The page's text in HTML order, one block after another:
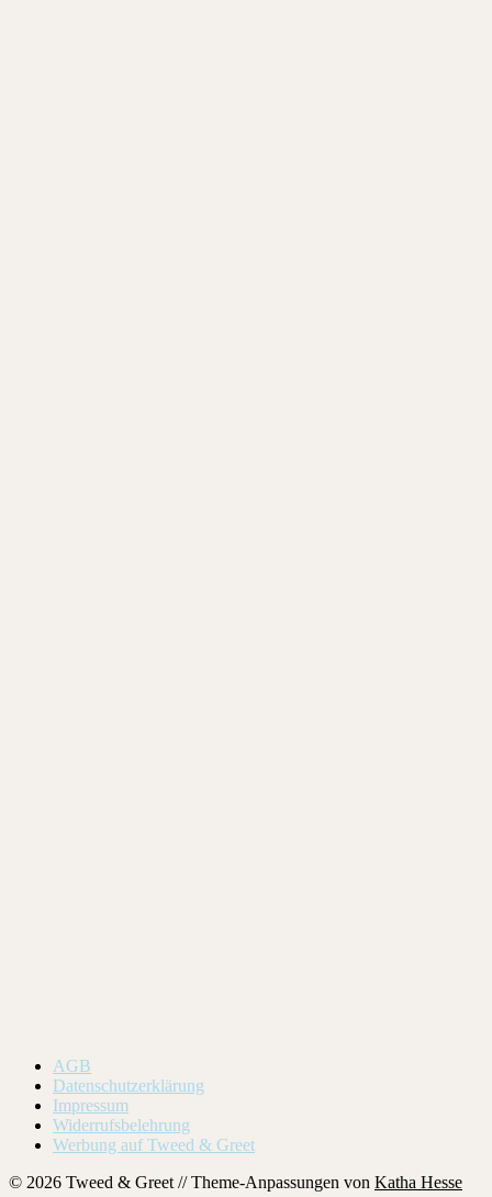
AGB
Datenschutzerklärung
Impressum
Widerrufsbelehrung
Werbung auf Tweed & Greet
© 2026 Tweed & Greet // Theme-Anpassungen von Katha Hesse